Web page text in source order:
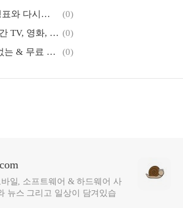
TV조선, 온에어 편성표와 다시보기
(0)
착한티비 프로, 실시간 TV, 영화, DMB 보기 (0)
KM플레이어, 광고 없는 & 무료 동영상 플레이어
(0)
일, 소프트웨어 & 하드웨어 사
뉴스 그리고 일상이 담겨있습